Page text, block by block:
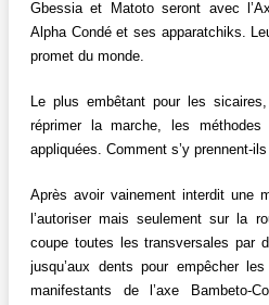
Gbessia et Matoto seront avec
Alpha Condé et ses apparatchiks.
promet du monde.
Le plus embêtant pour les
réprimer la marche, les méthodes
appliquées. Comment s’y prennent-ils
Après avoir vainement interdit une
l’autoriser mais seulement sur la
coupe toutes les transversales par
jusqu’aux dents pour empêcher
manifestants de l’axe Bambeto-